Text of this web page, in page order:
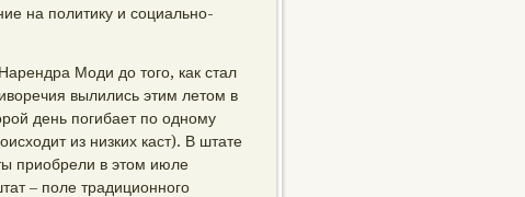
на политику и социально-
Моди до того, как стал
вылились этим летом в
день погибает по одному
из низких каст). В штате
приобрели в этом июле
– поле традиционного